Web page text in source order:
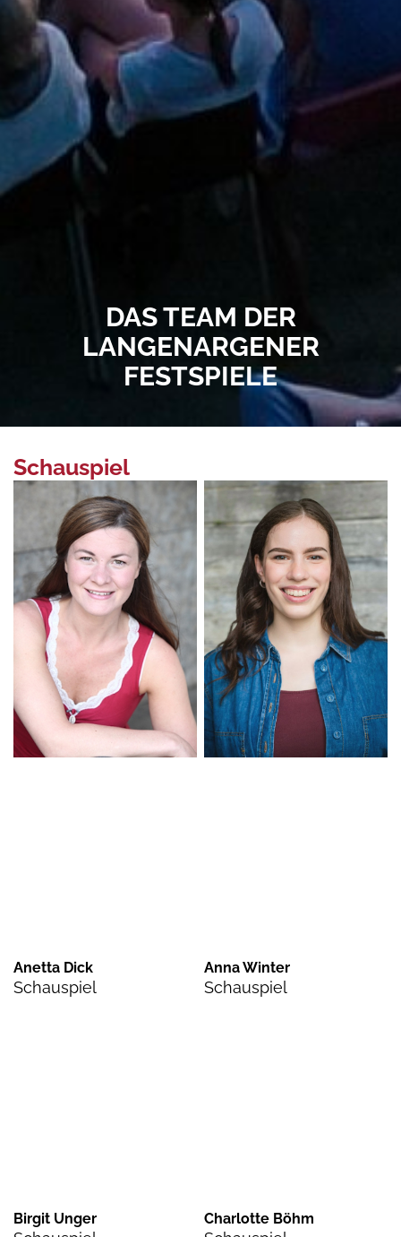
DAS TEAM DER
LANGENARGENER
FESTSPIELE
Schauspiel
Schauspiel
Anetta Dick
Schauspiel
Anna Winter
Birgit Unger Charlotte Böhm